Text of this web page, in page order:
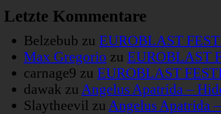
Letzte Kommentare
Belzebub zu EUROBLAST
Max Gregorio zu EUROBLAST
carnage9 zu EUROBLAST
dawak zu Angelus Apatrida –
Slaytheevil zu Angelus Apatrida